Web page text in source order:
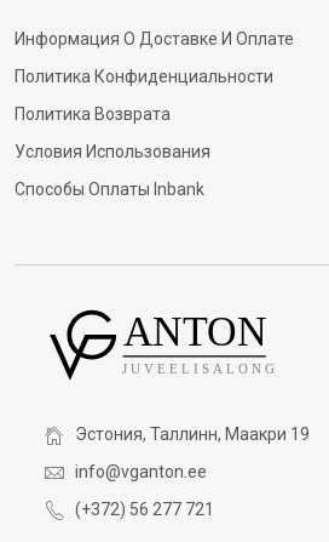
Информация О Доставке И Оплате
Политика Конфиденциальности
Политика Возврата
Условия Использования
Способы Оплаты Inbank
Эстония, Таллинн, Маакри 19
info@vganton.ee
(+372) 56 277 721